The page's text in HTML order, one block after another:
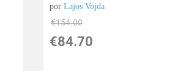
porLajos Vojda
€154.00
€84.70